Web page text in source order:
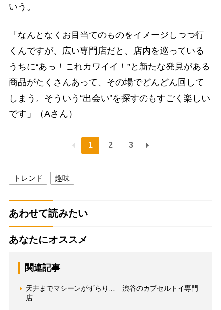
いう。
「なんとなくお目当てのものをイメージしつつ行
くんですが、広い専門店だと、店内を巡っている
うちに“あっ！これカワイイ！”と新たな発見がある
商品がたくさんあって、その場でどんどん回して
しまう。そういう“出会い”を探すのもすごく楽しい
です」（Aさん）
1 2 3
トレンド 趣味
あわせて読みたい
あなたにオススメ
関連記事
天井までマシーンがずらり… 渋谷のカプセルトイ専門
店